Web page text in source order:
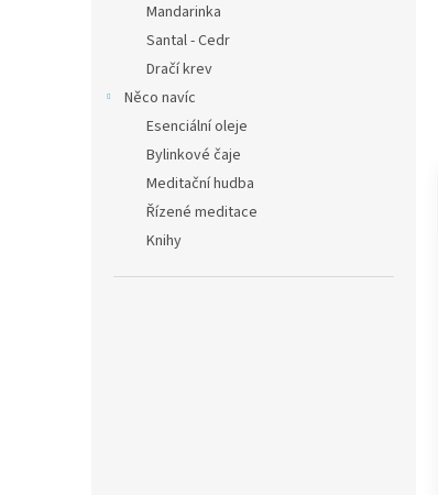
Mandarinka
Santal - Cedr
Dračí krev
Něco navíc
Esenciální oleje
Bylinkové čaje
Meditační hudba
Řízené meditace
Knihy